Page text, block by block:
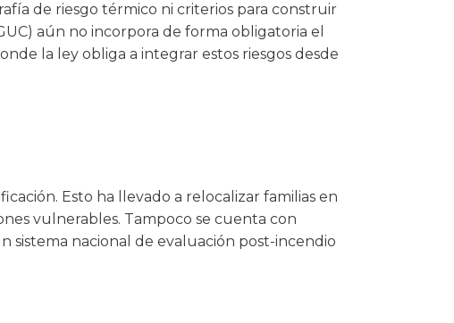
de riesgo térmico ni criterios para construir
aún no incorpora de forma obligatoria el
la ley obliga a integrar estos riesgos desde
Esto ha llevado a relocalizar familias en
vulnerables. Tampoco se cuenta con
sistema nacional de evaluación post-incendio